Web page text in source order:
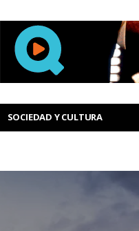
SOCIEDAD Y CULTURA